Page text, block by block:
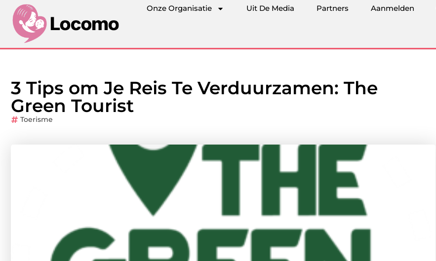
Onze Organisatie Uit De Media Partners Aanmelden
3 Tips om Je Reis Te Verduurzamen: The
Green Tourist
Toerisme